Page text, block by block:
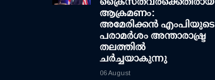
ആക്രമണം:
അമേരിക്കൻ എംപിയുടെ
പരാമർശം അന്താരാഷ്ട്ര
തലത്തിൽ
ചർച്ചയാകുന്നു
06 August